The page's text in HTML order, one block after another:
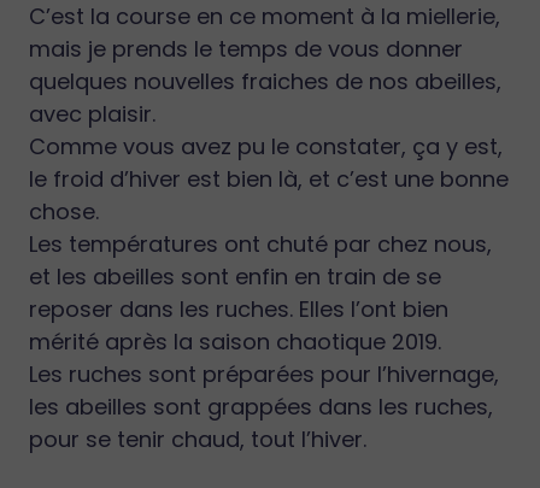
C’est la course en ce moment à la miellerie,
mais je prends le temps de vous donner
quelques nouvelles fraiches de nos abeilles,
avec plaisir.
Comme vous avez pu le constater, ça y est,
le froid d’hiver est bien là, et c’est une bonne
chose.
Les températures ont chuté par chez nous,
et les abeilles sont enfin en train de se
reposer dans les ruches. Elles l’ont bien
mérité après la saison chaotique 2019.
Les ruches sont préparées pour l’hivernage,
les abeilles sont grappées dans les ruches,
pour se tenir chaud, tout l’hiver.